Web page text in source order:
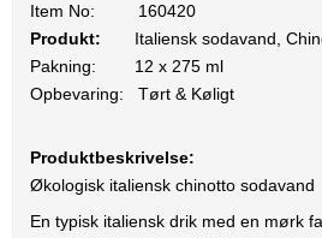
Item No: 160420
Produkt:
Italiensk sodavand,
Pakning: 12 x 275 ml
Opbevaring: Tørt & Køligt
Produktbeskrivelse:
Økologisk italiensk chinotto sodavand
En typisk italiensk drik med en mørk